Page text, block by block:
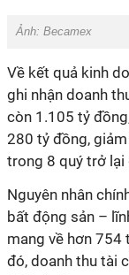
Ảnh: Becamex
Về kết quả kinh
ghi nhận doanh
còn 1.105 tỷ
280 tỷ đồng,
trong 8 quý trở lại
Nguyên nhân
bất động sản –
mang về hơn 754
đó, doanh thu tài